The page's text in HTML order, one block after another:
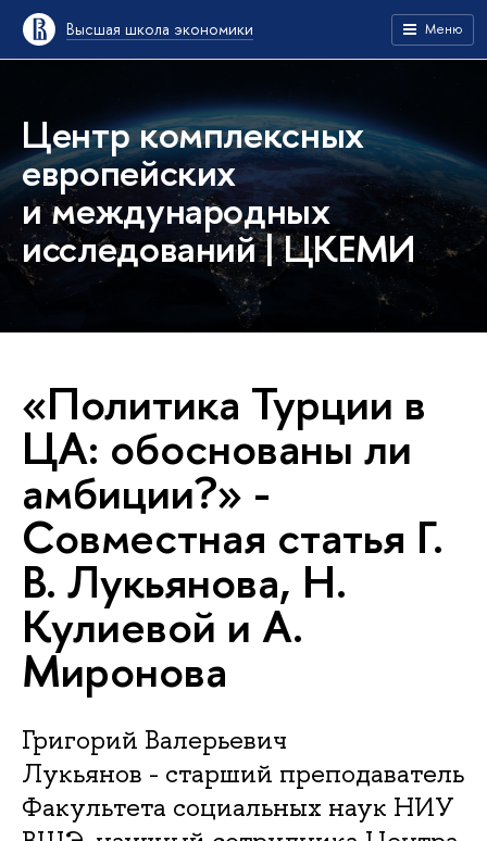
Высшая школа экономики Меню
Центр комплексных
европейских
и международных
исследований | ЦКЕМИ
«Политика Турции в
ЦА: обоснованы ли
амбиции?» -
Совместная статья Г.
В. Лукьянова, Н.
Кулиевой и А.
Миронова
Григорий Валерьевич
Лукьянов - старший преподаватель
Факультета социальных наук НИУ